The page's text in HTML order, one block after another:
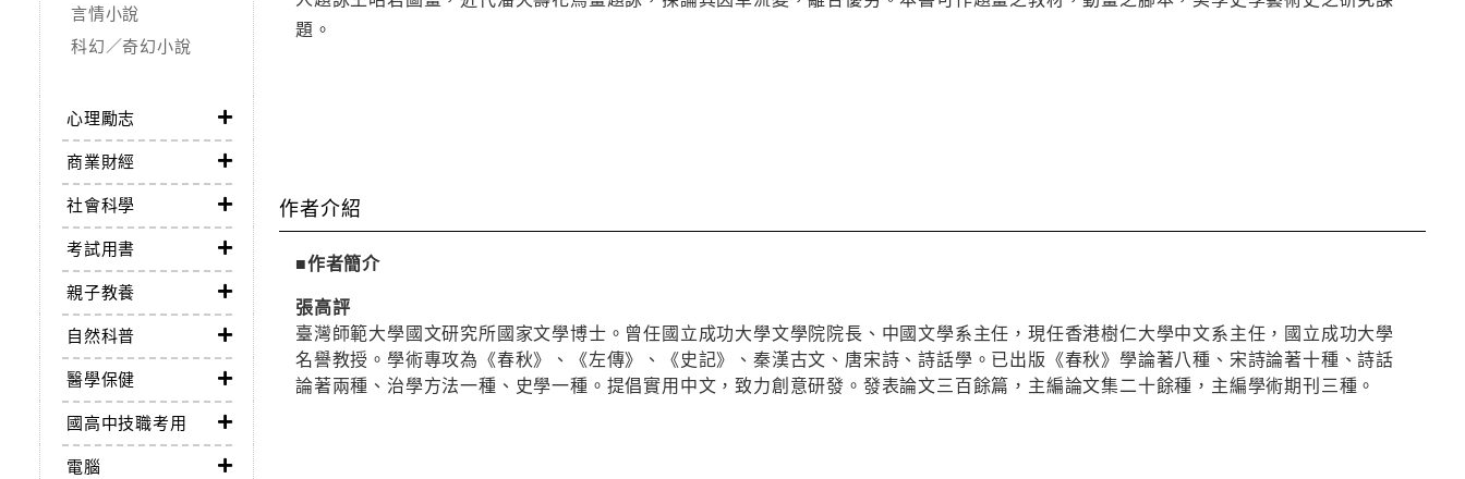
言情小說
科幻／奇幻小說
心理勵志
商業財經
社會科學
考試用書
親子教養
自然科普
醫學保健
國高中技職考用
電腦
題。
作者介紹
■作者簡介
張高評
臺灣師範大學國文研究所國家文學博士。曾任國立成功大學文學院院長、中國文學系主任，現任香港樹仁大學中文系主任，國立成功大學
名譽教授。學術專攻為《春秋》、《左傳》、《史記》、秦漢古文、唐宋詩、詩話學。已出版《春秋》學論著八種、宋詩論著十種、詩話
論著兩種、治學方法一種、史學一種。提倡實用中文，致力創意研發。發表論文三百餘篇，主編論文集二十餘種，主編學術期刊三種。